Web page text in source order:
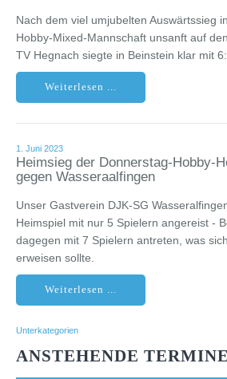
Nach dem viel umjubelten Auswärtssieg
Hobby-Mixed-Mannschaft unsanft auf
TV Hegnach siegte in Beinstein klar mit
Weiterlesen ...
1. Juni 2023
Heimsieg der Donnerstag-Hobby-
gegen Wasseraalfingen
Unser Gastverein DJK-SG
Heimspiel mit nur 5 Spielern angereist -
dagegen mit 7 Spielern antreten, was
erweisen sollte.
Weiterlesen ...
Unterkategorien
ANSTEHENDE TERMINE